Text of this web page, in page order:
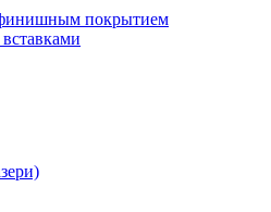
покрытием